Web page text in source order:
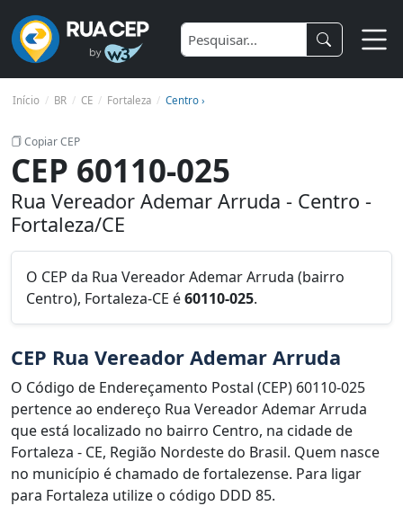
Início BR CE Fortaleza Centro ›
Copiar CEP
CEP 60110-025
Rua Vereador Ademar Arruda - Centro -
Fortaleza/CE
O CEP da Rua Vereador Ademar Arruda (bairro
Centro), Fortaleza-CE é60110-025.
CEP Rua Vereador Ademar Arruda
O Código de Endereçamento Postal (CEP) 60110-025
pertence ao endereço Rua Vereador Ademar Arruda
que está localizado no bairro Centro, na cidade de
Fortaleza - CE, Região Nordeste do Brasil. Quem nasce
no município é chamado de fortalezense. Para ligar
para Fortaleza utilize o código DDD 85.